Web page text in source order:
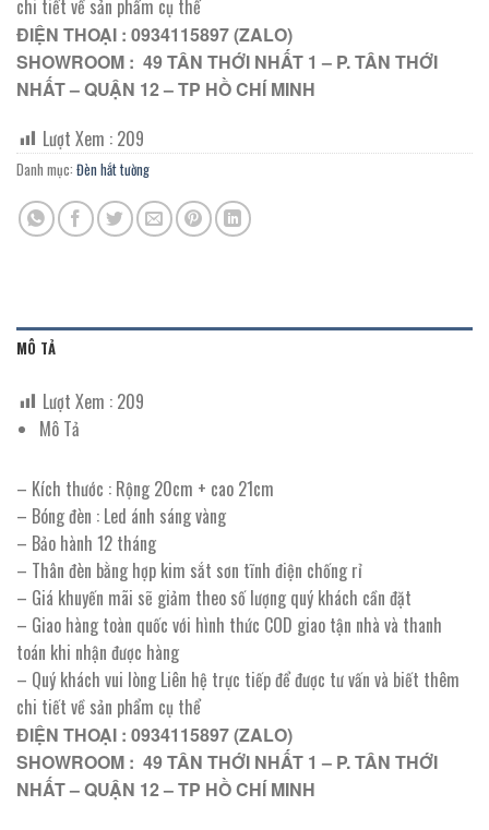
chi tiết về sản phẩm cụ thể
ĐIỆN THOẠI : 0934115897 (ZALO)
SHOWROOM : 49 TÂN THỚI NHẤT 1 – P. TÂN THỚI
NHẤT – QUẬN 12 – TP HỒ CHÍ MINH
Lượt Xem : 209
Danh mục: Đèn hắt tường
MÔ TẢ
Lượt Xem : 209
Mô Tả
– Kích thước : Rộng 20cm + cao 21cm
– Bóng đèn : Led ánh sáng vàng
– Bảo hành 12 tháng
– Thân đèn bằng hợp kim sắt sơn tĩnh điện chống rỉ
– Giá khuyến mãi sẽ giảm theo số lượng quý khách cần đặt
– Giao hàng toàn quốc với hình thức COD giao tận nhà và thanh
toán khi nhận được hàng
– Quý khách vui lòng Liên hệ trực tiếp để được tư vấn và biết thêm
chi tiết về sản phẩm cụ thể
ĐIỆN THOẠI : 0934115897 (ZALO)
SHOWROOM : 49 TÂN THỚI NHẤT 1 – P. TÂN THỚI
NHẤT – QUẬN 12 – TP HỒ CHÍ MINH